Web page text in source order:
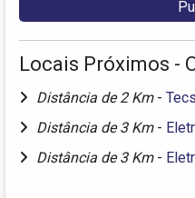
Locais Próximos -
Distância de 2 Km -
Distância de 3 Km -
Distância de 3 Km -